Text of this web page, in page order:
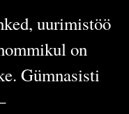
uurimistöö
on
Gümnasisti